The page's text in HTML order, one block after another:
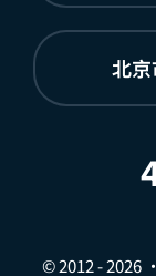
北
© 2012 - 2026